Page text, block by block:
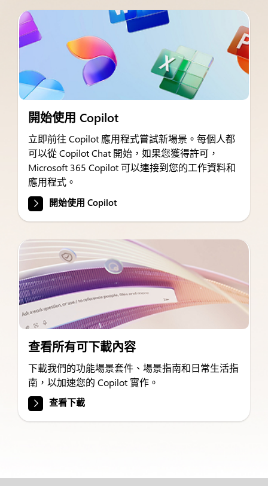
開始使用 Copilot
立即前往 Copilot 應用程式嘗試新場景。每個人都
可以從 Copilot Chat 開始，如果您獲得許可，
Microsoft 365 Copilot 可以連接到您的工作資料和
應用程式。
開始使用 Copilot
查看所有可下載內容
下載我們的功能場景套件、場景指南和日常生活指
南，以加速您的 Copilot 實作。
查看下載